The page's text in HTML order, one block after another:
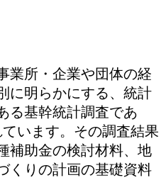
業所・企業や団体の経
に明らかにする、統計
る基幹統計調査であ
います。その調査結果
補助金の検討材料、地
くりの計画の基礎資料